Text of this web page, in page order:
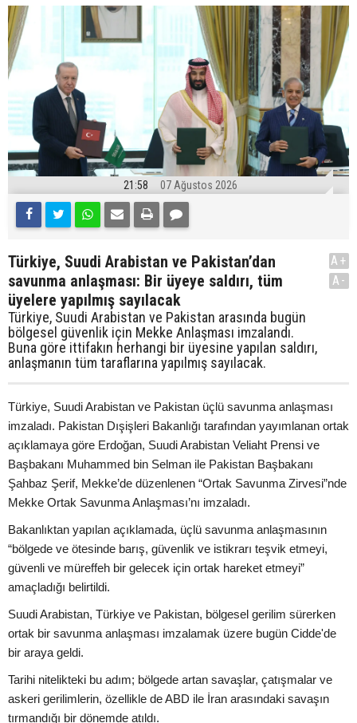
21:58 07 Ağustos 2026
Türkiye, Suudi Arabistan ve Pakistan’dan
savunma anlaşması: Bir üyeye saldırı, tüm
üyelere yapılmış sayılacak
Türkiye, Suudi Arabistan ve Pakistan arasında bugün
bölgesel güvenlik için Mekke Anlaşması imzalandı.
Buna göre ittifakın herhangi bir üyesine yapılan saldırı,
anlaşmanın tüm taraflarına yapılmış sayılacak.
A+
A-
Türkiye, Suudi Arabistan ve Pakistan üçlü savunma anlaşması
imzaladı. Pakistan Dışişleri Bakanlığı tarafından yayımlanan ortak
açıklamaya göre Erdoğan, Suudi Arabistan Veliaht Prensi ve
Başbakanı Muhammed bin Selman ile Pakistan Başbakanı
Şahbaz Şerif, Mekke’de düzenlenen “Ortak Savunma Zirvesi”nde
Mekke Ortak Savunma Anlaşması’nı imzaladı.
Bakanlıktan yapılan açıklamada, üçlü savunma anlaşmasının
“bölgede ve ötesinde barış, güvenlik ve istikrarı teşvik etmeyi,
güvenli ve müreffeh bir gelecek için ortak hareket etmeyi”
amaçladığı belirtildi.
Suudi Arabistan, Türkiye ve Pakistan, bölgesel gerilim sürerken
ortak bir savunma anlaşması imzalamak üzere bugün Cidde'de
bir araya geldi.
Tarihi nitelikteki bu adım; bölgede artan savaşlar, çatışmalar ve
askeri gerilimlerin, özellikle de ABD ile İran arasındaki savaşın
tırmandığı bir dönemde atıldı.